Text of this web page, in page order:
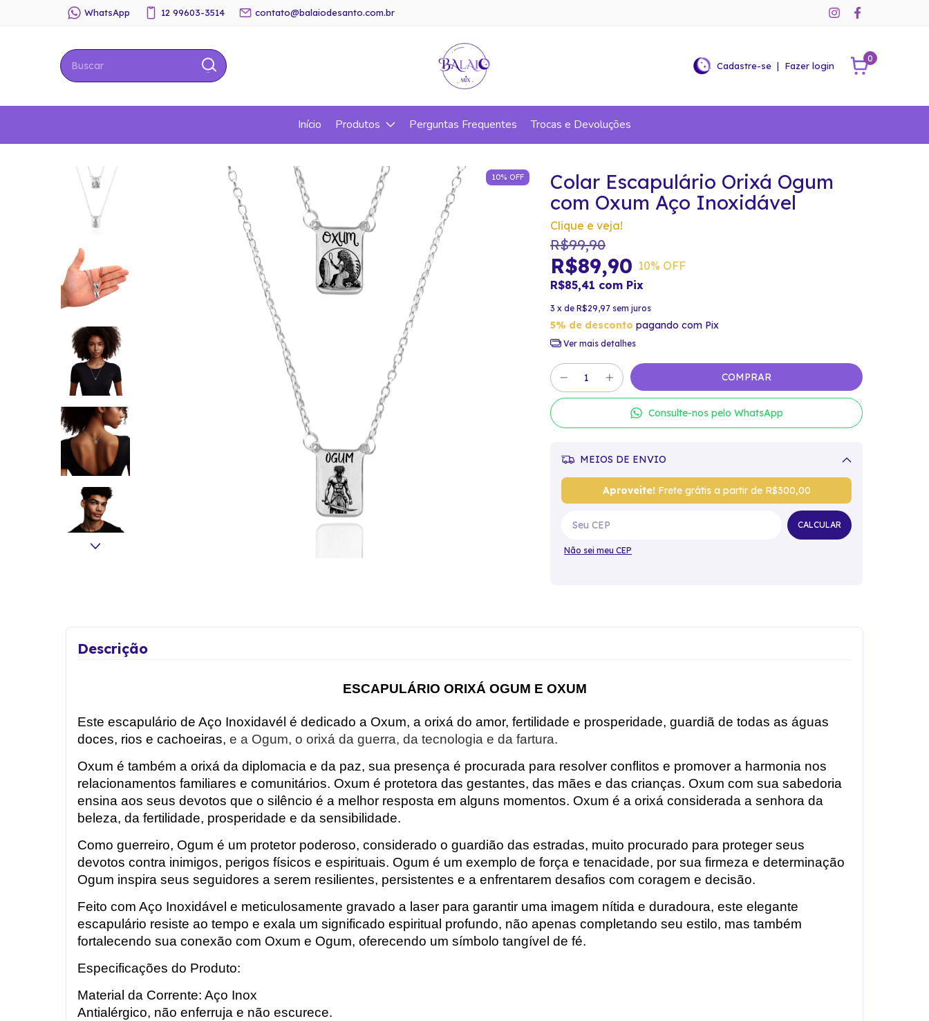
WhatsApp 12 99603-3514 contato@balaiodesanto.com.br
Cadastre-se | Fazer login
0
Início Produtos Perguntas Frequentes Trocas e Devoluções
10% OFF
Colar Escapulário Orixá Ogum
com Oxum Aço Inoxidável
Clique e veja!
R$99,90
R$89,90 10% OFF
R$85,41 com Pix
3 x de R$29,97 sem juros
5% de desconto pagando com Pix
Ver mais detalhes
Consulte-nos pelo WhatsApp
MEIOS DE ENVIO
Aproveite!Frete grátis a partir de R$300,00
CALCULAR
Não sei meu CEP
Descrição
ESCAPULÁRIO ORIXÁ OGUM E OXUM
Este escapulário de Aço Inoxidavél é dedicado a Oxum, a orixá do amor, fertilidade e prosperidade, guardiã de todas as águas
doces, rios e cachoeiras, e a Ogum, o orixá da guerra, da tecnologia e da fartura.
Oxum é também a orixá da diplomacia e da paz, sua presença é procurada para resolver conflitos e promover a harmonia nos
relacionamentos familiares e comunitários. Oxum é protetora das gestantes, das mães e das crianças. Oxum com sua sabedoria
ensina aos seus devotos que o silêncio é a melhor resposta em alguns momentos. Oxum é a orixá considerada a senhora da
beleza, da fertilidade, prosperidade e da sensibilidade.
Como guerreiro, Ogum é um protetor poderoso, considerado o guardião das estradas, muito procurado para proteger seus
devotos contra inimigos, perigos físicos e espirituais. Ogum é um exemplo de força e tenacidade, por sua firmeza e determinação
Ogum inspira seus seguidores a serem resilientes, persistentes e a enfrentarem desafios com coragem e decisão.
Feito com Aço Inoxidável e meticulosamente gravado a laser para garantir uma imagem nítida e duradoura, este elegante
escapulário resiste ao tempo e exala um significado espiritual profundo, não apenas completando seu estilo, mas também
fortalecendo sua conexão com Oxum e Ogum, oferecendo um símbolo tangível de fé.
Especificações do Produto:
Material da Corrente: Aço Inox
Antialérgico, não enferruja e não escurece.